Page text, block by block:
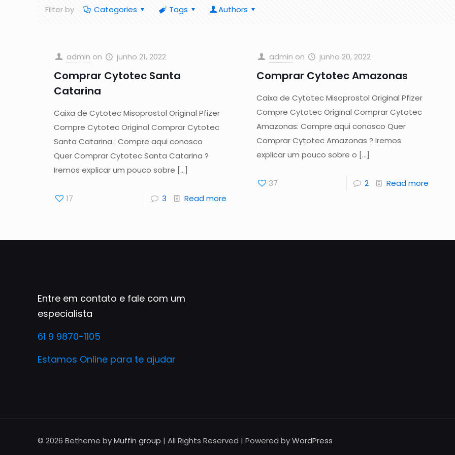
Filter by Categories Tags Authors
admin on junho 21, 2022
Comprar Cytotec Santa
Catarina
Caixa de Cytotec Misoprostol Original Pfizer
Compre Cytotec Original Comprar Cytotec
Santa Catarina : Compre aqui conosco
Quer Comprar Cytotec Santa Catarina ?
Iremos explicar um pouco sobre […]
17 3 Read more
admin on junho 20, 2022
Comprar Cytotec Amazonas
Caixa de Cytotec Misoprostol Original Pfizer
Compre Cytotec Original Comprar Cytotec
Amazonas: Compre aqui conosco Quer
Comprar Cytotec Amazonas ? Iremos
explicar um pouco sobre o […]
37 2 Read more
Entre em contato e fale com um
especialista
61 9 9870-1105
Estamos Online para te ajudar
© 2026 Betheme byMuffin group | All Rights Reserved | Powered byWordPress